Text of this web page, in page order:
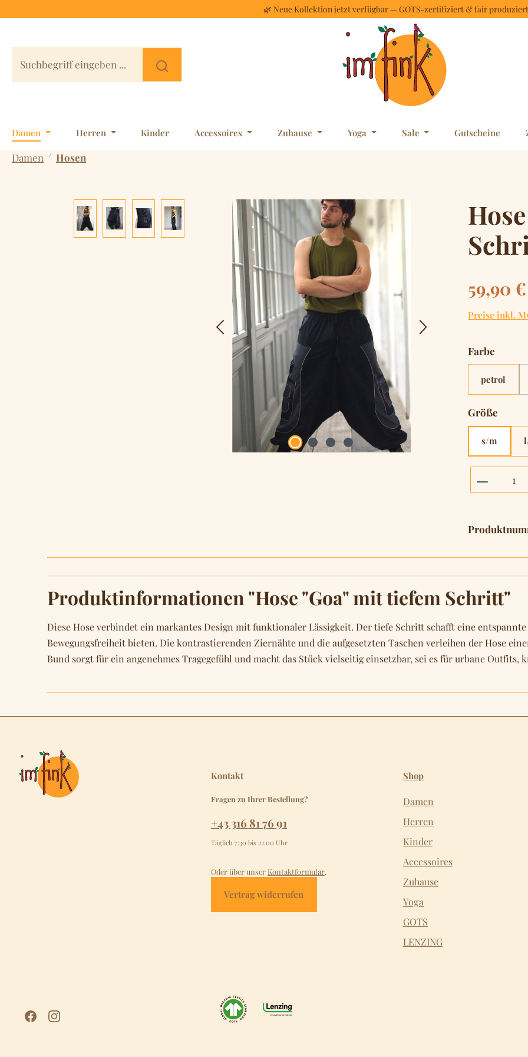
🌿 Neue Kollektion jetzt verfügbar — GOTS-zertifiziert & fair produziert
Damen Herren Kinder Accessoires Zuhause Yoga Sale Gutscheine
Damen / Hosen
Bildergalerie überspringen
Regulärer
59,90 €
Preise inkl.
Farbe
petrol
Größe
s/m
Produktinformationen "Hose "Goa" mit tiefem Schritt"
Diese Hose verbindet ein markantes Design mit funktionaler Lässigkeit. Der tiefe Schritt schafft eine
Bewegungsfreiheit bieten. Die kontrastierenden Ziernähte und die aufgesetzten Taschen verleihen der Hose
Bund sorgt für ein angenehmes Tragegefühl und macht das Stück vielseitig einsetzbar, sei es für urbane
Kontakt
Fragen zu Ihrer Bestellung?
+43 316 81 76 91
Täglich 7:30 bis 22:00 Uhr
Oder über unser Kontaktformular.
Vertrag widerrufen
Shop
Damen
Herren
Kinder
Accessoires
Zuhause
Yoga
GOTS
LENZING